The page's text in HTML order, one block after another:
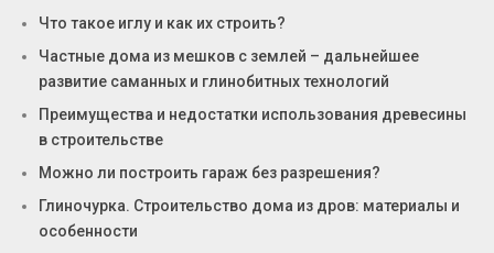
Что такое иглу и как их строить?
Частные дома из мешков с землей – дальнейшее
развитие саманных и глинобитных технологий
Преимущества и недостатки использования древесины
в строительстве
Можно ли построить гараж без разрешения?
Глиночурка. Строительство дома из дров: материалы и
особенности